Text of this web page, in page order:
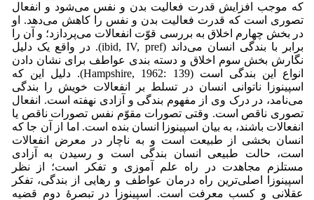
که موجب افزایش قدرت فعالیت بدن و نفس می‌شود و انفعال
تصوری است که قدرت فعالیت بدن و نفس را کاهش می‌دهد. او
در بخش چهارم اخلاق به بررسی قوّت انفعالات می‌‌پردازد؛ و آن را
برابر با بندگی انسان می‌‌داند (ibid, IV, pref). در واقع یک دلیل
نگارش بخش سوم اخلاق و دسته بندی عواطف برای نشان دادن
انواع این بندگی است (Hampshire, 1962: 139). دلیل این که
اسپینوزا ناتوانی انسان در تسلط بر انفعالات خویش را بندگی
می‌‌نامد، در درک وی از مفهوم بندگی و آزادی نهفته است. انفعال
تصوری ناقص است. وقتی تصورات مقوّم نفس تصورات ناقص یا
انفعالات باشند، به بیان اسپینوزا انسان بنده است. اما از آن جا که
انسان بخشی از طبیعت است و به ناچار در معرض انفعالات
است، حالت طبیعی انسان بندگی است و رسیدن به آزادی
مستلزم مجاهدت در راه علم آموزی و تفکر است؛ از نظر
اسپینوزا اصلی‌ترین راه درمان عواطف و رهایی از بندگی، تفکر
عقلانی و کسب معرفت است. اسپینوزا در تبصرۀ دوم قضیه